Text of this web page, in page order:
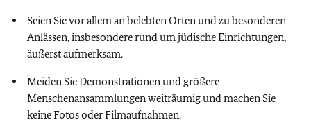
Seien Sie vor allem an belebten Orten und zu besonderen
Anlässen, insbesondere rund um jüdische Einrichtungen,
äußerst aufmerksam.
Meiden Sie Demonstrationen und größere
Menschenansammlungen weiträumigund machen Sie
keine Fotos oder Filmaufnahmen.